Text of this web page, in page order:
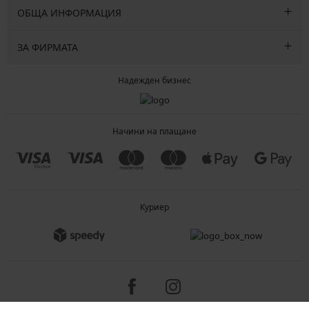
ОБЩА ИНФОРМАЦИЯ
ЗА ФИРМАТА
Надежден бизнес
Начини на плащане
Куриер